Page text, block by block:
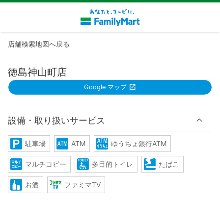
店舗検索地図へ戻る
徳島神山町店
Google マップ
設備・取り扱いサービス
駐車場 ATM ゆうちょ銀行ATM
マルチコピー 多目的トイレ たばこ
お酒 ファミマTV